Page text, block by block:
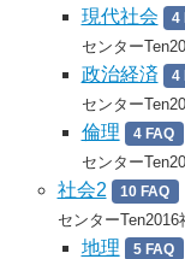
現代社会 4
センター
政治経済 4
センター
倫理 4 FAQ
センター
社会2 10 FAQ
センターTen2016
地理 5 FAQ